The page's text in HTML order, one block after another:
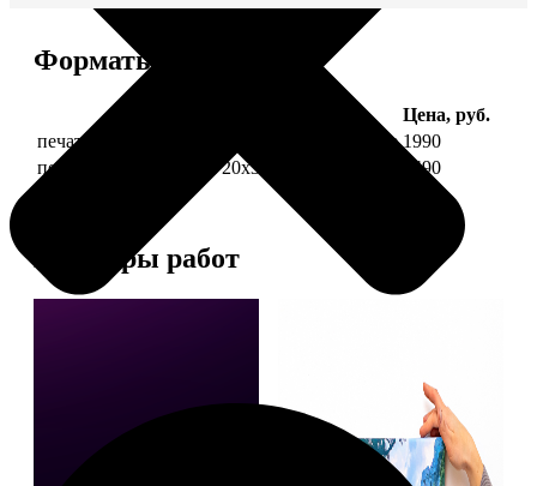
Форматы и цены
Цена, руб.
печать фото на холсте 20х30 на подрамнике 1990
печать фото на холсте 20х30 в раме
4490
Примеры работ